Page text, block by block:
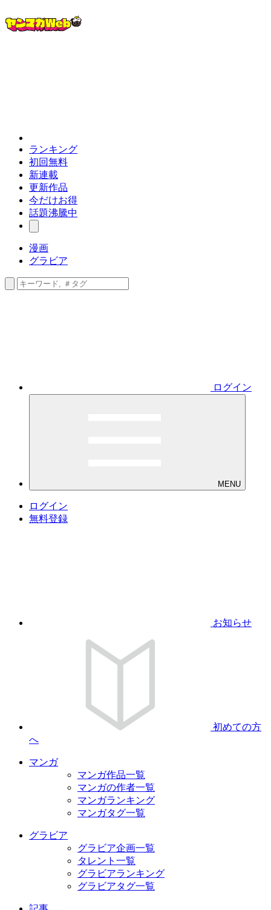
ランキング
初回無料
新連載
更新作品
今だけお得
話題沸騰中
漫画
グラビア
ログイン
MENU
ログイン
無料登録
お知らせ
初めての方
へ
マンガ
マンガ作品一覧
マンガの作者一覧
マンガランキング
マンガタグ一覧
グラビア
グラビア企画一覧
タレント一覧
グラビアランキング
グラビアタグ一覧